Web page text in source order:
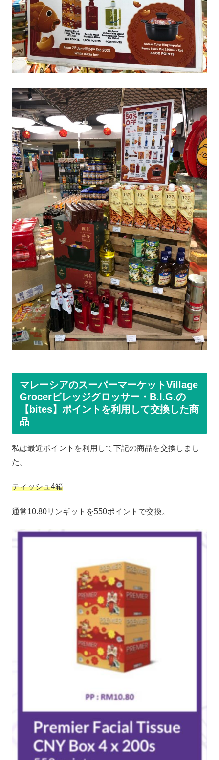
マレーシアのスーパーマーケットVillage
Grocerビレッジグロッサー・B.I.G.の
【bites】ポイントを利用して交換した商
品
私は最近ポイントを利用して下記の商品を交換しまし
た。
ティッシュ4箱
通常10.80リンギットを550ポイントで交換。